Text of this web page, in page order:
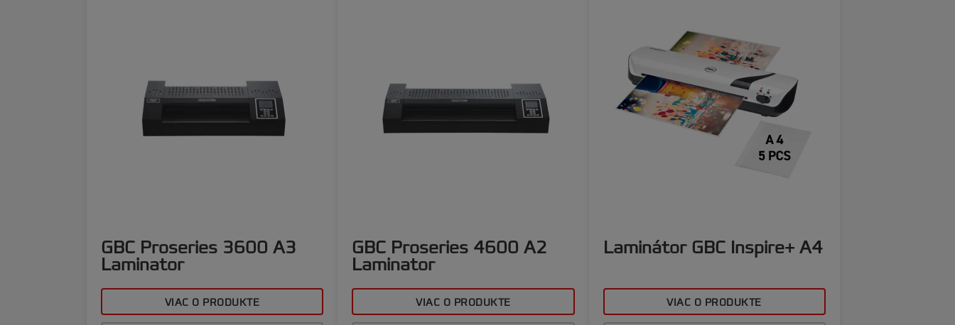
GBC Proseries 3600 A3
Laminator
VIAC O PRODUKTE
GBC Proseries 4600 A2
Laminator
VIAC O PRODUKTE
Laminátor GBC Inspire+ A4
VIAC O PRODUKTE